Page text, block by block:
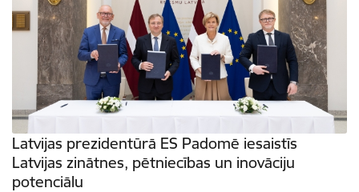
Latvijas prezidentūrā ES Padomē iesaistīs
Latvijas zinātnes, pētniecības un inovāciju
potenciālu